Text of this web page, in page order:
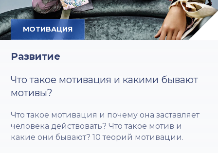
МОТИВАЦИЯ
Развитие
Что такое мотивация и какими бывают
мотивы?
Что такое мотивация и почему она заставляет
человека действовать? Что такое мотив и
какие они бывают? 10 теорий мотивации.